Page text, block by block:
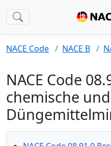
NACE Code NACE B
NACE Code
chemische und